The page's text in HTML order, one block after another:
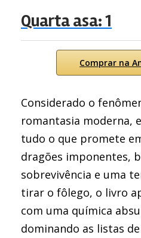
Quarta asa: 1
Comprar na
Considerado o
romantasia moderna,
tudo o que promete
dragões imponentes,
sobrevivência e uma
tirar o fôlego, o livro
com uma química
dominando as listas